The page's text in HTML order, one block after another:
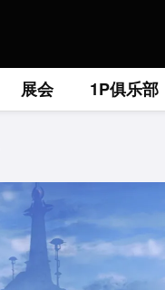
展会 1P俱乐部